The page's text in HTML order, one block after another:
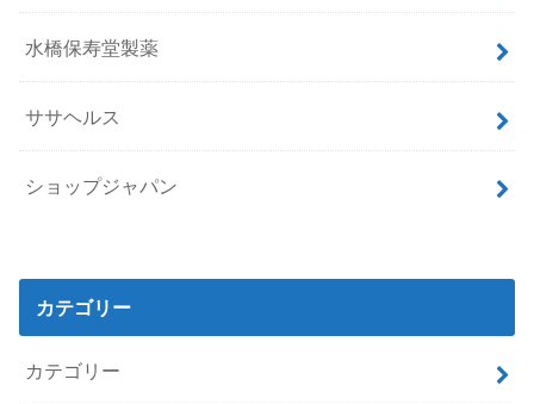
水橋保寿堂製薬
ササヘルス
ショップジャパン
カテゴリー
カテゴリー